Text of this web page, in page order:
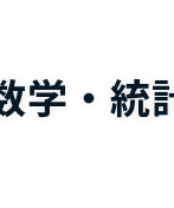
数学講座マップ
学・統